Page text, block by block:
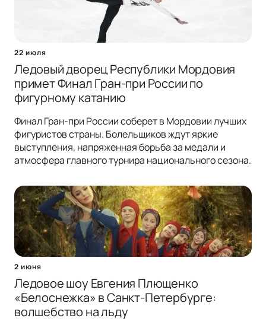
22 июля
Ледовый дворец Республики Мордовия
примет Финал Гран-при России по
фигурному катанию
Финал Гран-при России соберет в Мордовии лучших
фигуристов страны. Болельщиков ждут яркие
выступления, напряженная борьба за медали и
атмосфера главного турнира национального сезона.
2 июня
Ледовое шоу Евгения Плющенко
«Белоснежка» в Санкт-Петербурге:
волшебство на льду